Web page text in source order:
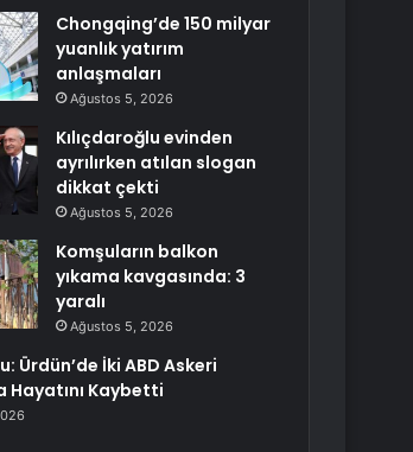
Chongqing’de 150 milyar
yuanlık yatırım
anlaşmaları
Ağustos 5, 2026
Kılıçdaroğlu evinden
ayrılırken atılan slogan
dikkat çekti
Ağustos 5, 2026
Komşuların balkon
yıkama kavgasında: 3
yaralı
Ağustos 5, 2026
Ürdün’de İki ABD Askeri
Hayatını Kaybetti